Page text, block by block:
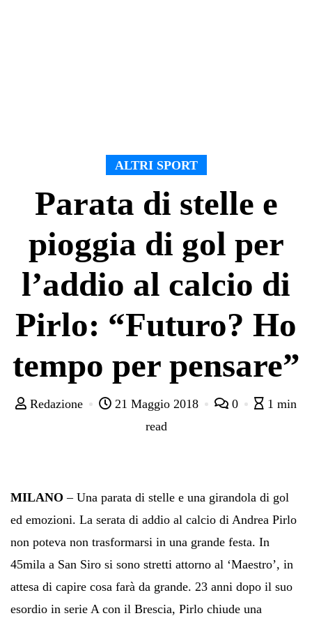
ALTRI SPORT
Parata di stelle e
pioggia di gol per
l’addio al calcio di
Pirlo: “Futuro? Ho
tempo per pensare”
Redazione 21 Maggio 2018 0
1 min
read
MILANO – Una parata di stelle e una girandola di gol
ed emozioni. La serata di addio al calcio di Andrea Pirlo
non poteva non trasformarsi in una grande festa. In
45mila a San Siro si sono stretti attorno al ‘Maestro’, in
attesa di capire cosa farà da grande. 23 anni dopo il suo
esordio in serie A con il Brescia, Pirlo chiude una